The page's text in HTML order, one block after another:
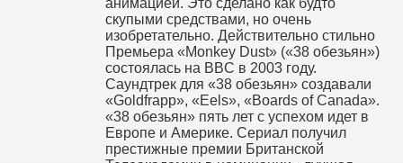
анимацией. Это сделано как будто
скупыми средствами, но очень
изобретательно. Действительно стильно
Премьера «Monkey Dust» («38 обезьян»)
состоялась на BBС в 2003 году.
Саундтрек для «38 обезьян» создавали
«Goldfrapp», «Eels», «Boards of Canada».
«38 обезьян» пять лет с успехом идет в
Европе и Америке. Сериал получил
престижные премии Британской